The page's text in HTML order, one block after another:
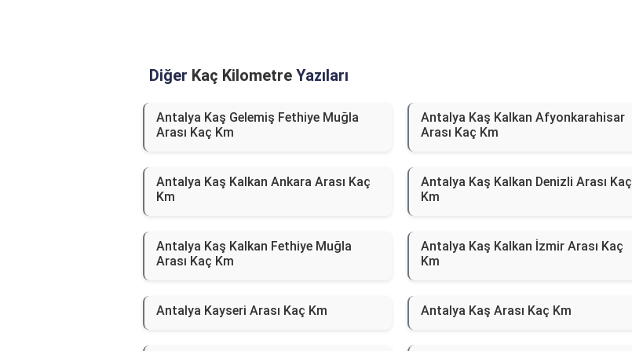
Diğer Kaç Kilometre Yazıları
Antalya Kaş Gelemiş Fethiye Muğla
Arası Kaç Km
Antalya Kaş Kalkan Afyonkarahisar
Arası Kaç Km
Antalya Kaş Kalkan Ankara Arası Kaç
Km
Antalya Kaş Kalkan Denizli Arası Kaç
Km
Antalya Kaş Kalkan Fethiye Muğla
Arası Kaç Km
Antalya Kaş Kalkan İzmir Arası Kaç
Km
Antalya Kayseri Arası Kaç Km Antalya Kaş Arası Kaç Km